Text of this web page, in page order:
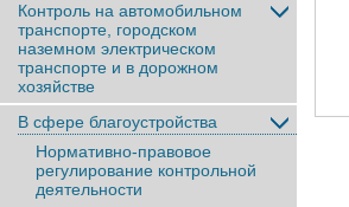
Контроль на автомобильном
транспорте, городском
наземном электрическом
транспорте и в дорожном
хозяйстве
В сфере благоустройства
Нормативно-правовое
регулирование контрольной
деятельности